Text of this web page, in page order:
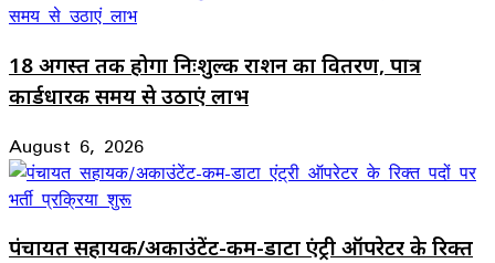
18 अगस्त तक होगा निःशुल्क राशन का वितरण, पात्र
कार्डधारक समय से उठाएं लाभ
August 6, 2026
पंचायत सहायक/अकाउंटेंट-कम-डाटा एंट्री ऑपरेटर के रिक्त